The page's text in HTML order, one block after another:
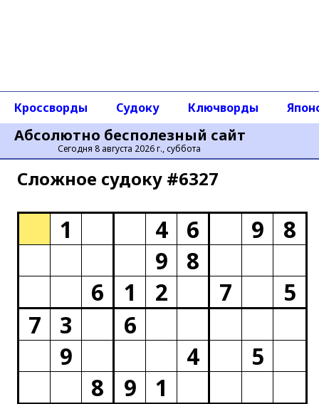
Абсолютно бесполезный сайт
Сегодня 8 августа 2026 г., суббота
Кроссворды Судоку Ключворды
Сложное cудоку #6327
1 4 6 9
8
9
8
6
1 2 7
5
7
3
6
9
4
5
8
9
1